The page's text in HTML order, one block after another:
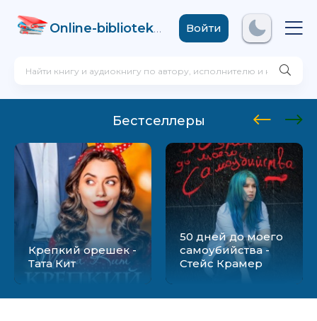
Online-biblioteka .comВойти
Бестселлеры
Крепкий орешек -
Тата Кит
50 дней до моего
самоубийства -
Стейс Крамер